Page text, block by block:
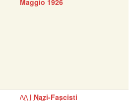
Maggio 1926
/\/\ I Nazi-Fascisti